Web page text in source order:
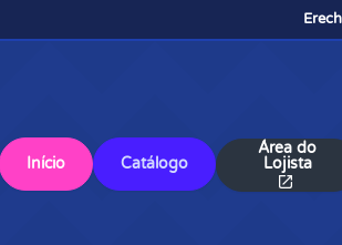
Início Catálogo
Área do
Lojista